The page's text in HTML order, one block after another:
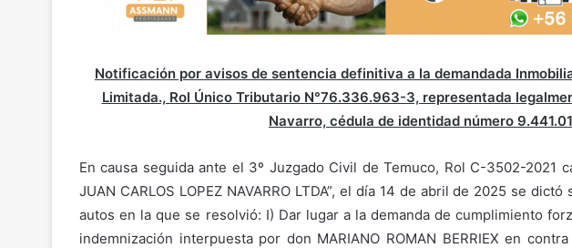
Notificación por avisos de sentencia definitiva a la demandada
Limitada., Rol Único Tributario N°76.336.963-3, representada
Navarro, cédula de identidad número
En causa seguida ante el 3º Juzgado Civil de Temuco, Rol C-3502-2021
JUAN CARLOS LOPEZ NAVARRO LTDA”, el día 14 de abril de 2025 se
autos en la que se resolvió: I) Dar lugar a la demanda de cumplimiento
indemnización interpuesta por don MARIANO ROMAN BERRIEX en contra